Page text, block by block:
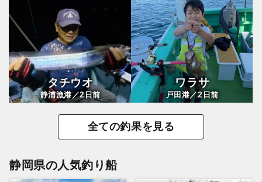
タチウオ
静浦漁港／2日前
ワラサ
戸田港／2 日前
全ての釣果を見る
静岡県の人気釣り船